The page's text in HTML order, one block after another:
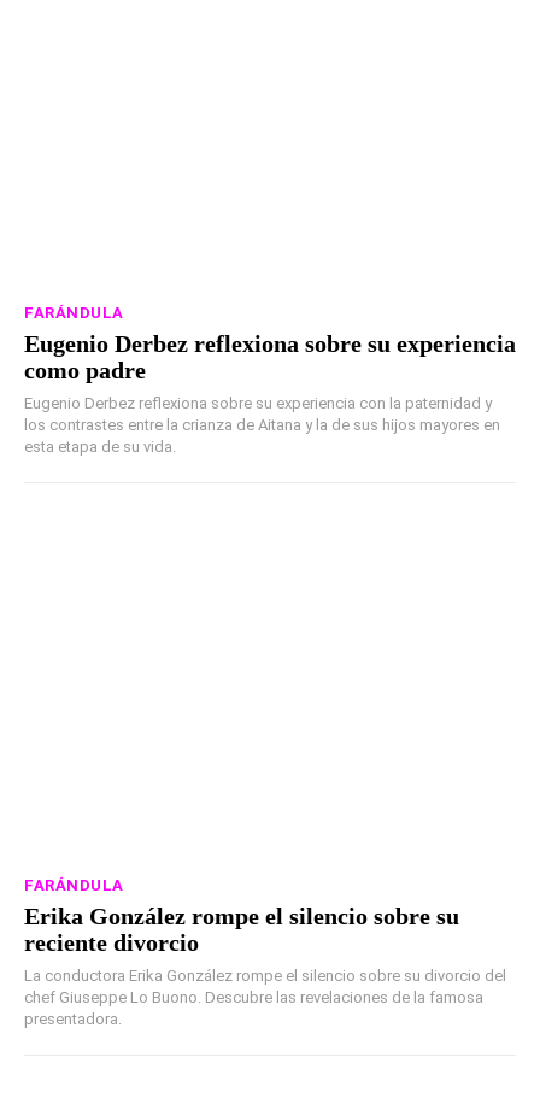
FARÁNDULA
Eugenio Derbez reflexiona sobre su experiencia
como padre
Eugenio Derbez reflexiona sobre su experiencia con la paternidad y
los contrastes entre la crianza de Aitana y la de sus hijos mayores en
esta etapa de su vida.
FARÁNDULA
Erika González rompe el silencio sobre su
reciente divorcio
La conductora Erika González rompe el silencio sobre su divorcio del
chef Giuseppe Lo Buono. Descubre las revelaciones de la famosa
presentadora.